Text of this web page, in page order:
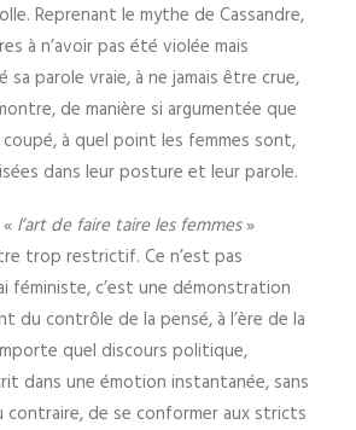
Reprenant le mythe de Cassandre,
à n’avoir pas été violée mais
sa parole vraie, à ne jamais être crue,
de manière si argumentée que
coupé, à quel point les femmes sont,
dans leur posture et leur parole.
l’art de faire taire les femmes»
trop restrictif. Ce n’est pas
féministe, c’est une démonstration
du contrôle de la pensé, à l’ère de la
quel discours politique,
dans une émotion instantanée, sans
contraire, de se conformer aux stricts